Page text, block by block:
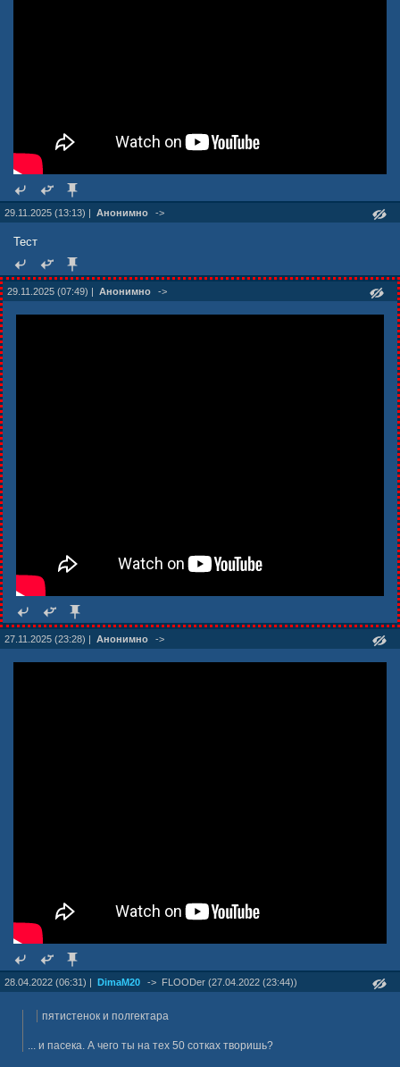
29.11.2025 (13:13) | Анонимно ->
Тест
29.11.2025 (07:49) | Анонимно ->
27.11.2025 (23:28) | Анонимно ->
28.04.2022 (06:31) | DimaM20 -> FLOODer (27.04.2022 (23:44))
пятистенок и полгектара
... и пасека. А чего ты на тех 50 сотках творишь?